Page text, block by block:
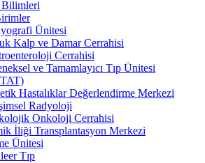
Bilimleri
Ünitesi
Kalp ve Damar Cerrahisi
Cerrahisi
ve Tamamlayıcı Tıp Ünitesi
Hastalıklar Değerlendirme Merkezi
Radyoloji
Onkoloji Cerrahisi
İliği Transplantasyon Merkezi
Ünitesi
Tıp